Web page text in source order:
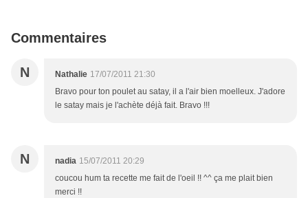
Commentaires
N Nathalie 17/07/2011 21:30
Bravo pour ton poulet au satay, il a l'air bien moelleux. J'adore
le satay mais je l'achète déjà fait. Bravo !!!
N nadia 15/07/2011 20:29
coucou hum ta recette me fait de l'oeil !! ^^ ça me plait bien
merci !!